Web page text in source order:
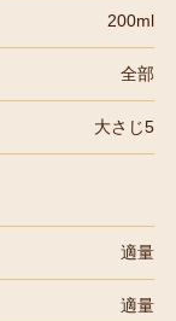
200ml
全部
大さじ5
適量
適量